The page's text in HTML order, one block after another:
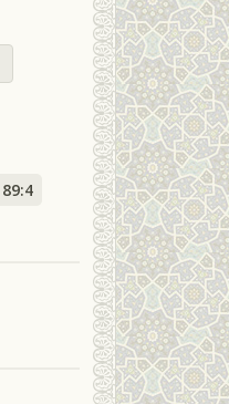
89:4